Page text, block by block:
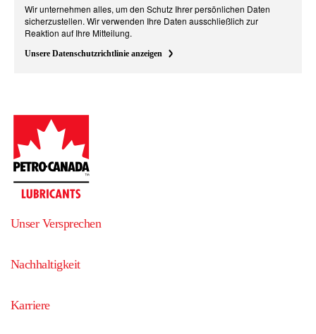
Wir unternehmen alles, um den Schutz Ihrer persönlichen Daten
sicherzustellen. Wir verwenden Ihre Daten ausschließlich zur
Reaktion auf Ihre Mitteilung.
Unsere Datenschutzrichtlinie anzeigen
Unser Versprechen
Nachhaltigkeit
Karriere